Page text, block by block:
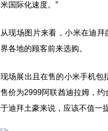
米国际化速度。”
从现场图片来看，小米在迪
界各地的顾客前来选购。
现场展出且在售的小米手机包
售价为2999阿联酋迪拉姆，
于迪拜土豪来说，应该不值一提